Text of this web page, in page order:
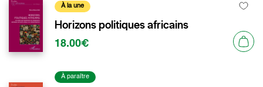
À la une
Horizons politiques africains
18.00€
À paraître